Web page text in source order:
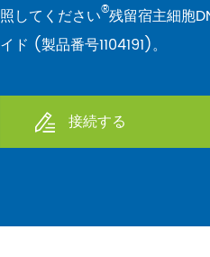
照してください®残留宿主細胞
イド (製品番号1104191)。
接続する